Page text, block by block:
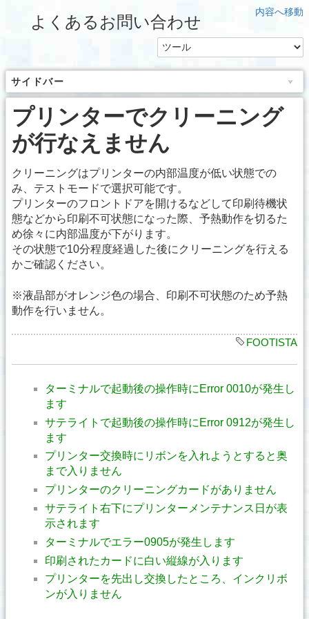
内容へ移動
よくあるお問い合わせ
サイドバー
プリンターでクリーニング
が行なえません
クリーニングはプリンターの内部温度が低い状態での
み、テストモードで選択可能です。
プリンターのフロントドアを開けるなどして印刷待機状
態などから印刷不可状態になった際、予熱動作を切るた
め徐々に内部温度が下がります。
その状態で10分程度経過した後にクリーニングを行える
かご確認ください。
※液晶部がオレンジ色の場合、印刷不可状態のため予熱
動作を行いません。
FOOTISTA
ターミナルで起動後の操作時にError 0010が発生し
ます
サテライトで起動後の操作時にError 0912が発生し
ます
プリンター交換時にリボンを入れようとすると奥
まで入りません
プリンターのクリーニングカードがありません
サテライト右下にプリンターメンテナンス日が表
示されます
ターミナルでエラー0905が発生します
印刷されたカードに白い縦線が入ります
プリンターを先出し交換したところ、インクリボ
ンが入りません